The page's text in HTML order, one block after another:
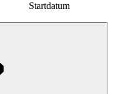
Startdatum